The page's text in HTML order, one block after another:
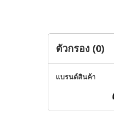
ตัวกรอง (0)
แบรนด์สินค้า